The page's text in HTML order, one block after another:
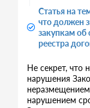
Статья на
что должен
закупкам об
реестра
Не секрет, что
нарушения
нарушением